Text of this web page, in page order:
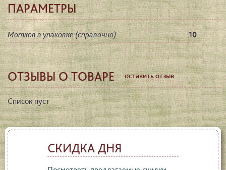
ПАРАМЕТРЫ
Мотков в упаковке (справочно) 10
ОТЗЫВЫ О ТОВАРЕ оставить отзыв
Список пуст
СКИДКА ДНЯ